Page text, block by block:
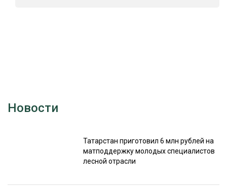
Новости
Татарстан приготовил 6 млн рублей на
матподдержку молодых специалистов
лесной отрасли